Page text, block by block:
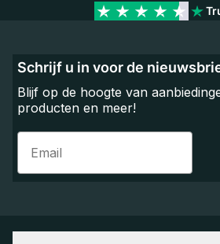
Schrijf u in voor de
Blijf op de hoogte van
producten en meer!
Email